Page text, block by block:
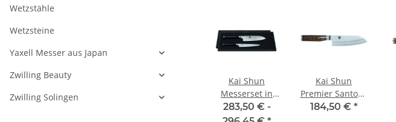
Kai Shun
Kleines
Steakmesser-Set
Kai Shun
Messerset in
edler
Holzschatullle
283,50 € -
Kai Shun
Premier Santoku
Messer 14 cm
184,50 € *
Wetzstähle
Wetzsteine
Yaxell Messer aus Japan
Zwilling Beauty
Zwilling Solingen